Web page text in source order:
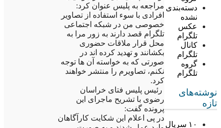
دسته‌بندی
نشده
عکس
تلگرام
کانال
تلگرام
گروه
تلگرام
نوشته‌های
تازه
۱۰ سریال
مراجعه به پلیس عنوان کرد:
افرادی با سوء استفاده از تصاویر
خصوصی من در شبکه اجتماعی
تلگرام قصد دارند به زور مرا به
محل قرار ملاقات حضوری
بکشانند و تهدید کرده اند در
صورتی که به خواسته آن ها توجه
نکنم، تصاویرم را منتشر خواهند
کرد.
رئیس پلیس فتای خراسان
رضوی با تشریح ماجرای این
پرونده گفت:
در پی اعلام این شکایت کارآگاهان